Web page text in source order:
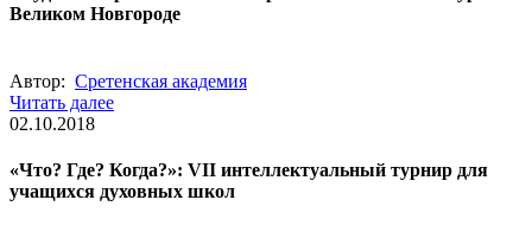
Великом Новгороде
Автор: Сретенская академия
Читать далее
02.10.2018
«Что? Где? Когда?»: VII интеллектуальный турнир для
учащихся духовных школ